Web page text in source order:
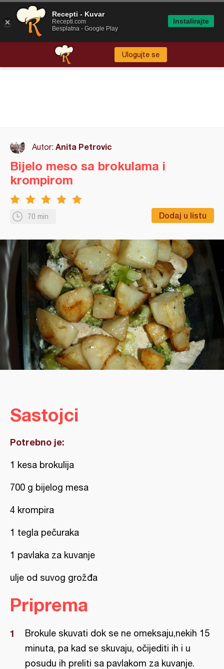
Ulogujte se
Autor: Anita Petrovic
70 min Dodaj u listu
Bijelo meso sa brokulama i
krompirom
Sastojci
Potrebno je:
1 kesa brokulija
700 g bijelog mesa
4 krompira
1 tegla pečuraka
1 pavlaka za kuvanje
ulje od suvog grožđa
Priprema
Brokule skuvati dok se ne omeksaju,nekih 15
minuta, pa kad se skuvaju, očijediti ih i u
posudu ih preliti sa pavlakom za kuvanje.
Recepti - Kuvar
Recepti.com
Besplatna - Google Play
Instalirajte